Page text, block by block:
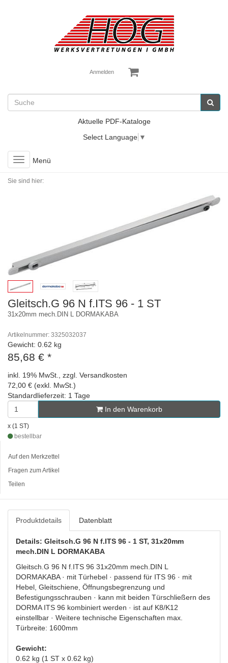
Anmelden
Aktuelle PDF-Kataloge
Select Language ▼
Toggle
navigation
Menü
Sie sind hier:
Gleitsch.G 96 N f.ITS 96 - 1 ST
31x20mm mech.DIN L DORMAKABA
Artikelnummer: 3325032037
Gewicht: 0.62 kg
85,68 € *
inkl. 19% MwSt., zzgl. Versandkosten
72,00 € (exkl. MwSt.)
Standardlieferzeit: 1 Tage
In den Warenkorb
x (1 ST)
bestellbar
Auf den Merkzettel
Fragen zum Artikel
Teilen
Produktdetails Datenblatt
Details: Gleitsch.G 96 N f.ITS 96 - 1 ST, 31x20mm
mech.DIN L DORMAKABA
Gleitsch.G 96 N f.ITS 96 31x20mm mech.DIN L
DORMAKABA · mit Türhebel · passend für ITS 96 · mit
Hebel, Gleitschiene, Öffnungsbegrenzung und
Befestigungsschrauben · kann mit beiden Türschließern des
DORMA ITS 96 kombiniert werden · ist auf K8/K12
einstellbar · Weitere technische Eigenschaften max.
Türbreite: 1600mm
Gewicht:
0.62 kg (1 ST x 0.62 kg)